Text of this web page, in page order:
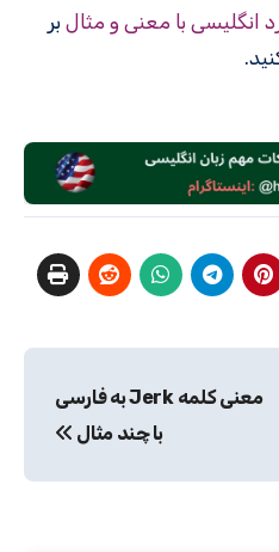
انگلیسی با معنی و مثال بر
معنی کلمه Jerk به فارسی
با چند مثال